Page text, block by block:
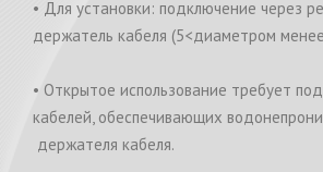
• Для установки: подключение через
держатель кабеля (5<диаметром
• Открытое использование требует
кабелей, обеспечивающих
держателя кабеля.